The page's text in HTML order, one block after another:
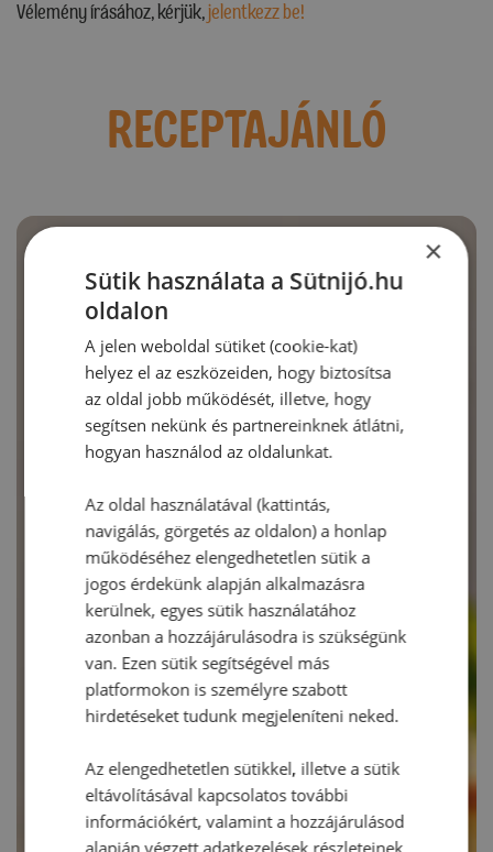
Vélemény írásához, kérjük,jelentkezz be!
RECEPTAJÁNLÓ
×
Sütik használata a Sütnijó.hu
oldalon
A jelen weboldal sütiket (cookie-kat)
helyez el az eszközeiden, hogy biztosítsa
az oldal jobb működését, illetve, hogy
segítsen nekünk és partnereinknek átlátni,
hogyan használod az oldalunkat.
Az oldal használatával (kattintás,
navigálás, görgetés az oldalon) a honlap
működéséhez elengedhetetlen sütik a
jogos érdekünk alapján alkalmazásra
kerülnek, egyes sütik használatához
azonban a hozzájárulásodra is szükségünk
van. Ezen sütik segítségével más
platformokon is személyre szabott
hirdetéseket tudunk megjeleníteni neked.
Az elengedhetetlen sütikkel, illetve a sütik
eltávolításával kapcsolatos további
információkért, valamint a hozzájárulásod
alapján végzett adatkezelések részleteinek